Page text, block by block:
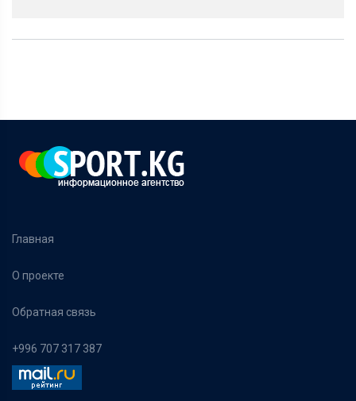
Главная
О проекте
Обратная связь
+996 707 317 387